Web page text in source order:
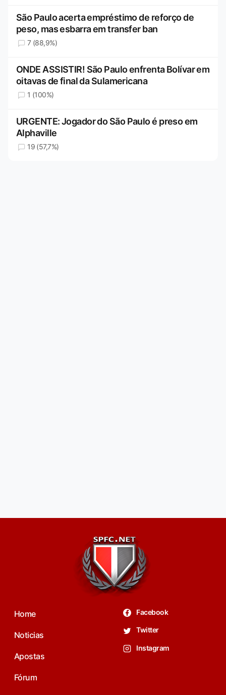
São Paulo acerta empréstimo de reforço de
peso, mas esbarra em transfer ban
7 (88,9%)
ONDE ASSISTIR! São Paulo enfrenta Bolívar em
oitavas de final da Sulamericana
1 (100%)
URGENTE: Jogador do São Paulo é preso em
Alphaville
19 (57,7%)
Home
Noticias
Apostas
Fórum
Facebook
Twitter
Instagram